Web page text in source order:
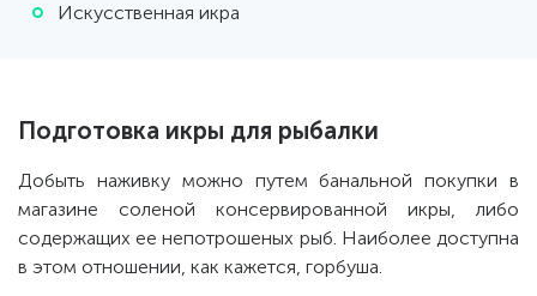
Искусственная икра
Подготовка икры для рыбалки
Добыть наживку можно путем банальной покупки в
магазине соленой консервированной икры, либо
содержащих ее непотрошеных рыб. Наиболее доступна
в этом отношении, как кажется, горбуша.